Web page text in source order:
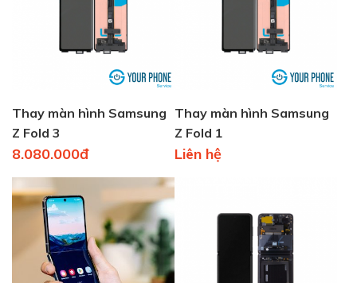
Thay màn hình Samsung
Z Fold 3
8.080.000đ
Thay màn hình Samsung
Z Fold 1
Liên hệ